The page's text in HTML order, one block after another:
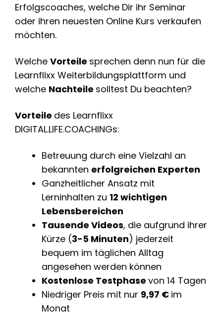
Erfolgscoaches, welche Dir ihr Seminar
oder ihren neuesten Online Kurs verkaufen
möchten.
Welche Vorteile sprechen denn nun für die
Learnflixx Weiterbildungsplattform und
welche Nachteile solltest Du beachten?
Vorteile des Learnflixx
DIGITAL.LIFE.COACHINGs:
Betreuung durch eine Vielzahl an
bekannten erfolgreichen Experten
Ganzheitlicher Ansatz mit
Lerninhalten zu 12 wichtigen
Lebensbereichen
Tausende Videos, die aufgrund ihrer
Kürze (3-5 Minuten) jederzeit
bequem im täglichen Alltag
angesehen werden können
Kostenlose Testphase von 14 Tagen
Niedriger Preis mit nur 9,97 € im
Monat